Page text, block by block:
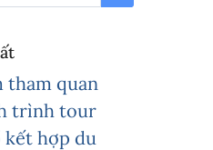
tham quan
trình tour
kết hợp du